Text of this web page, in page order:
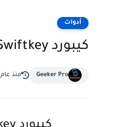
أدوات
كيبورد Swiftkey مهكر — أقوى لوحة مفاتيح ذكية لعام 2025
Geeker Pro منذ عام